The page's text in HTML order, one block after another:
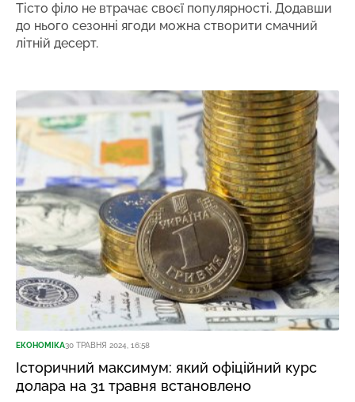
Тісто філо не втрачає своєї популярності. Додавши
до нього сезонні ягоди можна створити смачний
літній десерт.
ЕКОНОМІКА30 ТРАВНЯ 2024, 16:58
Історичний максимум: який офіційний курс
долара на 31 травня встановлено